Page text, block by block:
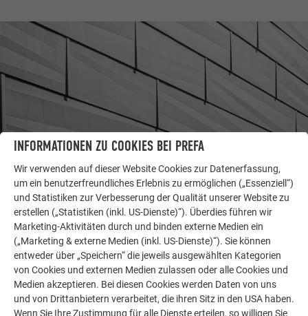
LASSEN SIE SICH INSPIRIEREN
WEITERE OBJEKTE
Die PREFA Referenzgalerie zeigt, wie vielseitig
Aluminium eingesetzt werden kann. Entdecken Sie
weitere beeindruckende Projekte mit den langlebigen
PREFA Aluminiumlösungen für Dach, Solar und
INFORMATIONEN ZU COOKIES BEI PREFA
Wir verwenden auf dieser Website Cookies zur Datenerfassung,
um ein benutzerfreundliches Erlebnis zu ermöglichen („Essenziell“)
und Statistiken zur Verbesserung der Qualität unserer Website zu
erstellen („Statistiken (inkl. US-Dienste)“). Überdies führen wir
Marketing-Aktivitäten durch und binden externe Medien ein
(„Marketing & externe Medien (inkl. US-Dienste)“). Sie können
entweder über „Speichern“ die jeweils ausgewählten Kategorien
von Cookies und externen Medien zulassen oder alle Cookies und
Medien akzeptieren. Bei diesen Cookies werden Daten von uns
und von Drittanbietern verarbeitet, die ihren Sitz in den USA haben.
Wenn Sie Ihre Zustimmung für alle Dienste erteilen, so willigen Sie